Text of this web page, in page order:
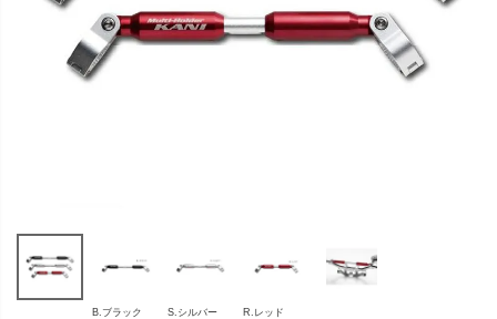
B.ブラック S.シルバー R.レッド